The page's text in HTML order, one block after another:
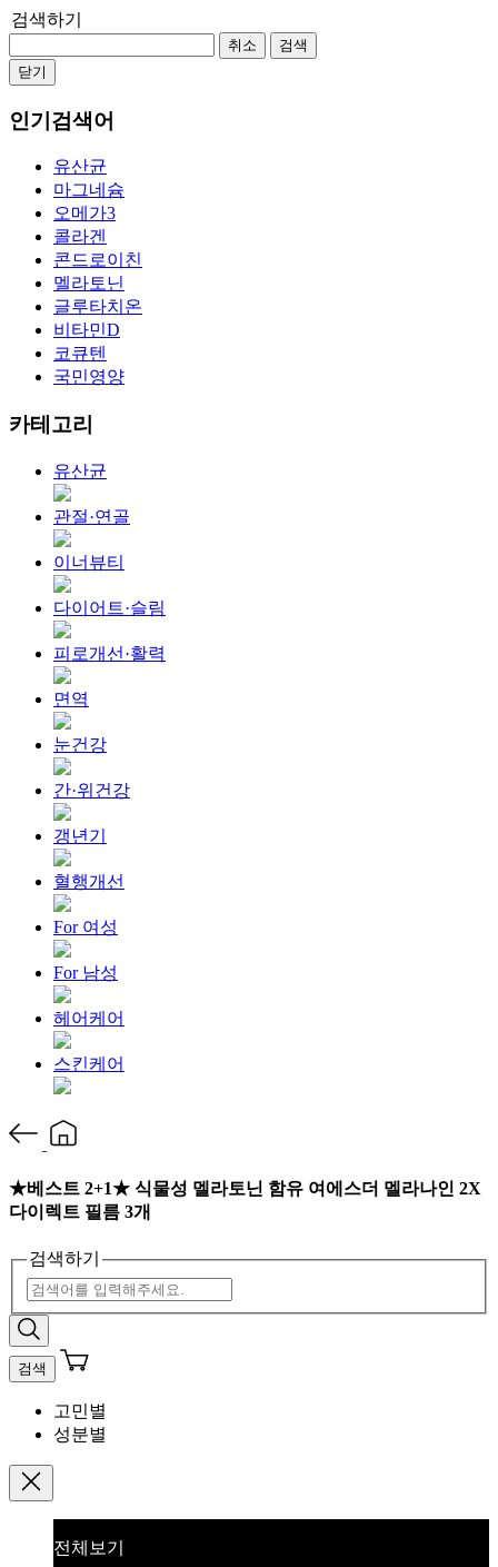
검색하기
취소
검색
닫기
인기검색어
유산균
마그네슘
오메가3
콜라겐
콘드로이친
멜라토닌
글루타치온
비타민D
코큐텐
국민영양
카테고리
유산균
관절·연골
이너뷰티
다이어트·슬림
피로개선·활력
면역
눈건강
간·위건강
갱년기
혈행개선
For 여성
For 남성
헤어케어
스킨케어
★베스트 2+1★ 식물성 멜라토닌 함유 여에스더 멜라나인 2X
다이렉트 필름 3개
검색하기
검색
고민별
성분별
전체보기